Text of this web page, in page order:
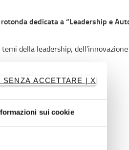
SENZA ACCETTARE | X
sui cookie
dedicata a “Leadership e
della leadership, dell’innovazione